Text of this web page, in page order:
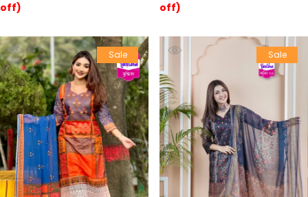
off)
off)
Sale Sale